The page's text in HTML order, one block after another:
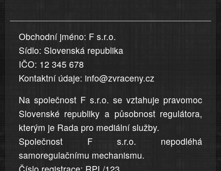
uvedena,
jsou
přesná
a
úplná
Obchodní jméno: F s.r.o.
Sídlo: Slovenská republika
IČO: 12 345 678
Kontaktní údaje: info@zvraceny.cz
Na společnost F s.r.o. se vztahuje pravomoc
Slovenské republiky a působnost regulátora,
kterým je Rada pro mediální služby.
Společnost F s.r.o. nepodléhá
samoregulačnímu mechanismu.